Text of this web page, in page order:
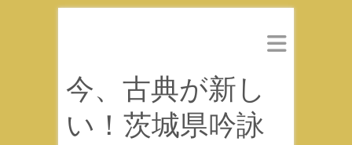
今、古典が新し
い！茨城県吟詠